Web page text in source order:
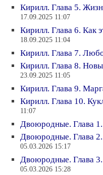
Кирилл. Глава 5.
17.09.2025 11:07
Кирилл. Глава 6. Как
18.09.2025 11:04
Кирилл. Глава 7.
Кирилл. Глава 8.
23.09.2025 11:05
Кирилл. Глава 9.
Кирилл. Глава 10.
11:07
Двоюродные. Глава
Двоюродные. Глава
05.03.2026 15:17
Двоюродные. Глава 3.
05.03.2026 15:28